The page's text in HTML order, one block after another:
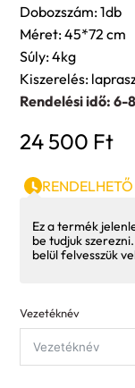
Dobozszám: 1db
Méret: 45*72 cm
Súly: 4kg
Kiszerelés:
Rendelési idő: 6-
24 500 Ft
RENDELHETŐ
Ez a termék
be tudjuk
belül felvesszük
Vezetéknév